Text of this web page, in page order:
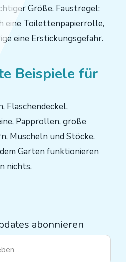
Größe. Faustregel:
eine Toilettenpapierrolle,
eine Erstickungsgefahr.
Beispiele für
Flaschendeckel,
Papprollen, große
Muscheln und Stöcke.
Garten funktionieren
nichts.
abonnieren